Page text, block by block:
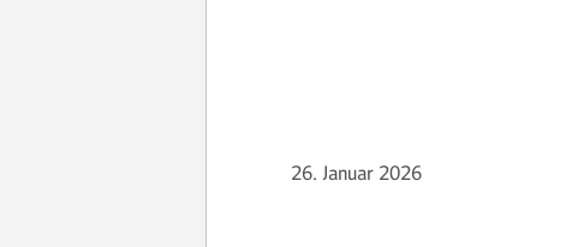
26. Januar 2026